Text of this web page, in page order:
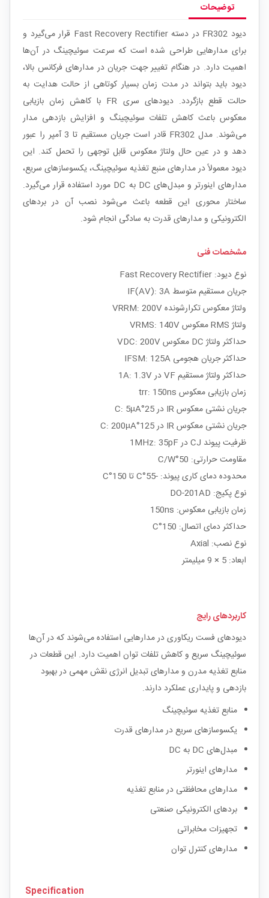
توضیحات
دیود FR302 در دسته Fast Recovery Rectifier قرار می‌گیرد و
برای مدارهایی طراحی شده است که سرعت سوئیچینگ در آن‌ها
اهمیت دارد. در هنگام تغییر جهت جریان در مدارهای فرکانس بالا،
دیود باید بتواند در مدت زمان بسیار کوتاهی از حالت هدایت به
حالت قطع بازگردد. دیودهای سری FR با کاهش زمان بازیابی
معکوس باعث کاهش تلفات سوئیچینگ و افزایش بازدهی مدار
می‌شوند. مدل FR302 قادر است جریان مستقیم تا 3 آمپر را عبور
دهد و در عین حال ولتاژ معکوس قابل توجهی را تحمل کند. این
دیود معمولاً در مدارهای منبع تغذیه سوئیچینگ، یکسوسازهای سریع،
مدارهای اینورتر و مبدل‌های DC به DC مورد استفاده قرار می‌گیرد.
ساختار محوری این قطعه باعث می‌شود نصب آن در بردهای
الکترونیکی و مدارهای قدرت به سادگی انجام شود.
مشخصات فنی
نوع دیود: Fast Recovery Rectifier
جریان مستقیم متوسط IF(AV): 3A
ولتاژ معکوس تکرارشونده VRRM: 200V
ولتاژ RMS معکوس VRMS: 140V
حداکثر ولتاژ DC معکوس VDC: 200V
حداکثر جریان هجومی IFSM: 125A
حداکثر ولتاژ مستقیم VF در 1A: 1.3V
زمان بازیابی معکوس trr: 150ns
جریان نشتی معکوس IR در 25°C: 5µA
جریان نشتی معکوس IR در 125°C: 200µA
ظرفیت پیوند CJ در 1MHz: 35pF
مقاومت حرارتی: 50°C/W
محدوده دمای کاری پیوند: -55°C تا 150°C
نوع پکیج: DO-201AD
زمان بازیابی معکوس: 150ns
حداکثر دمای اتصال: 150°C
نوع نصب: Axial
ابعاد: 5 × 9 میلیمتر
کاربردهای رایج
دیودهای فست ریکاوری در مدارهایی استفاده می‌شوند که در آن‌ها
سوئیچینگ سریع و کاهش تلفات توان اهمیت دارد. این قطعات در
منابع تغذیه مدرن و مدارهای تبدیل انرژی نقش مهمی در بهبود
بازدهی و پایداری عملکرد دارند.
منابع تغذیه سوئیچینگ
یکسوسازهای سریع در مدارهای قدرت
مبدل‌های DC به DC
مدارهای اینورتر
مدارهای محافظتی در منابع تغذیه
بردهای الکترونیکی صنعتی
تجهیزات مخابراتی
مدارهای کنترل توان
Specification